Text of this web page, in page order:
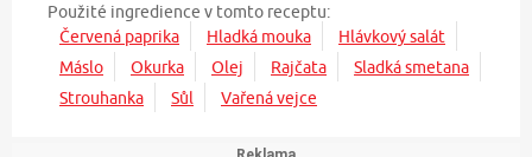
Použité ingredience v tomto receptu:
Červená paprika
Hladká mouka
Hlávkový salát
Máslo
Okurka Olej Rajčata
Sladká smetana
Strouhanka
Sůl Vařená vejce